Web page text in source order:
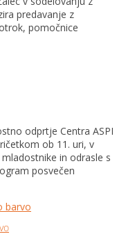
predavanje z
pomočnice
odprtje Centra ASPI
ob 11. uri, v
in odrasle s
posvečen